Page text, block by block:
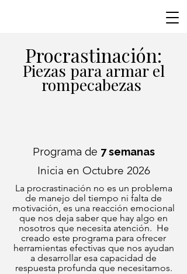
Procrastinación:
Piezas para armar el
rompecabezas
Programa de 7 semanas
Inicia en Octubre 2026
La procrastinación no es un problema
de manejo del tiempo ni falta de
motivación, es una reacción emocional
que nos deja saber que hay algo en
nosotros que necesita atención. He
creado este programa para ofrecer
herramientas efectivas que nos ayudan
a desarrollar esa capacidad de
respuesta profunda que necesitamos.